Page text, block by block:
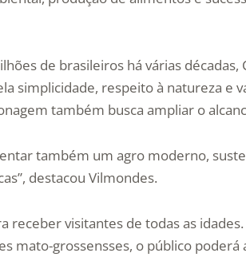
de brasileiros há várias décadas,
simplicidade, respeito à natureza e
também busca ampliar o
também um agro moderno,
destacou Vilmondes.
receber visitantes de todas as
mato-grossensses, o público